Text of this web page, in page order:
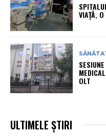
VIAȚĂ,
OLT
ULTIMELE ȘTIRI